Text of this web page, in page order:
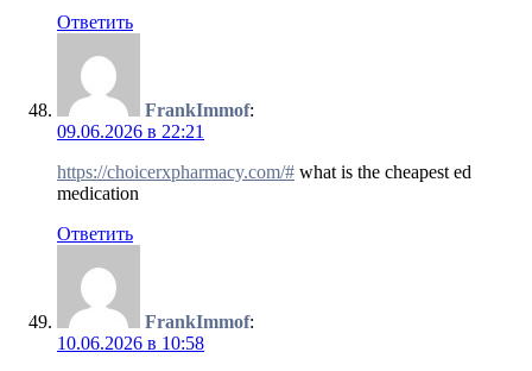
Ответить
FrankImmof:
09.06.2026 в 22:21
https://choicerxpharmacy.com/# what is the cheapest ed
medication
Ответить
FrankImmof:
10.06.2026 в 10:58